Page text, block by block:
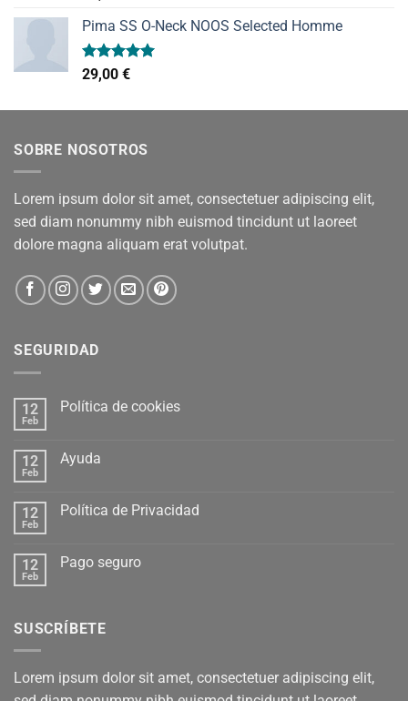
con
de 5
Pima SS O-Neck NOOS Selected Homme
Valorado
con
29,00 €
SOBRE NOSOTROS
Lorem ipsum dolor sit amet, consectetuer adipiscing elit,
sed diam nonummy nibh euismod tincidunt ut laoreet
dolore magna aliquam erat volutpat.
SEGURIDAD
12
Feb
Política de cookies
12
Feb
Ayuda
12
Feb
Política de Privacidad
12
Feb
Pago seguro
SUSCRÍBETE
Lorem ipsum dolor sit amet, consectetuer adipiscing elit,